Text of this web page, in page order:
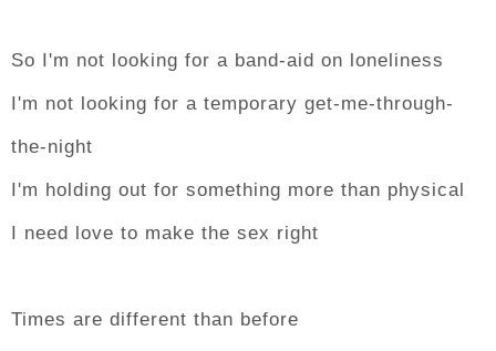
So I'm not looking for a band-aid on loneliness
I'm not looking for a temporary get-me-through-
the-night
I'm holding out for something more than physical
I need love to make the sex right
Times are different than before